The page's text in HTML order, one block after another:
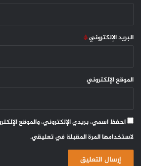
البريد الإلكتروني*
الموقع الإلكتروني
احفظ اسمي، بريدي الإلكتروني، والموقع
لاستخدامها المرة المقبلة في تعليقي.